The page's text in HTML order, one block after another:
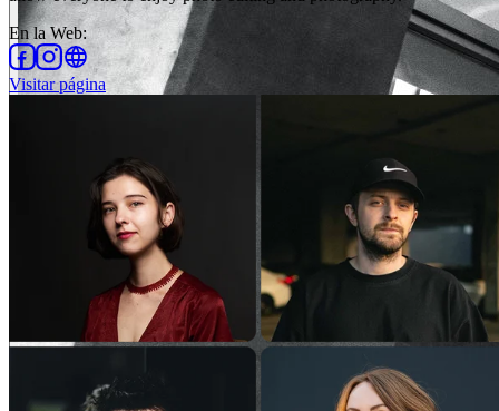
En la Web:
Visitar página